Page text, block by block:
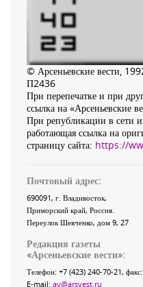
© Арсеньевские вести,
П2436
При перепечатке и при
ссылка на «Арсеньевские
При републикации в сети
работающая ссылка на
страницу сайта: https://
Почтовый адрес:
690091, г. Владивосток,
Приморский край, Россия
Переулок Шевченко, дом 9, 27
Редакция газеты
«Арсеньевские вести»:
Телефон: +7 (423) 240-70-21, факс:
E-mail: av@arsvest.ru